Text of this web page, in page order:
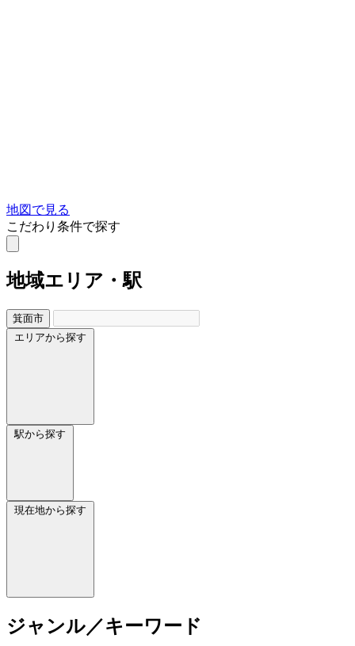
地図で見る
こだわり条件で探す
地域エリア・駅
箕面市
エリアから探す
駅から探す
現在地から探す
ジャンル／キーワード